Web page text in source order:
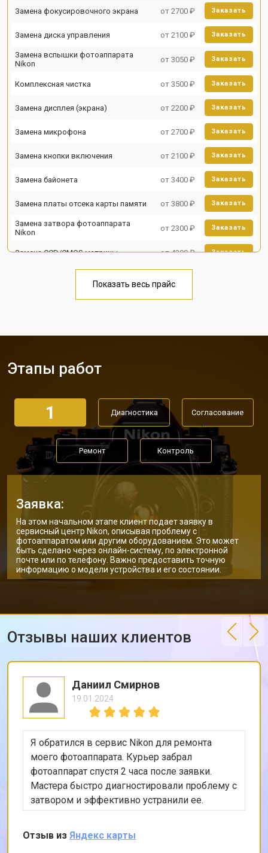
Замена фокусировочного экрана от 2700 ₽ Заказать
Замена диска управления от 2100 ₽ Заказать
Замена вспышки фотоаппарата
Nikon
от 3050 ₽ Заказать
Комплексная чистка от 3500 ₽ Заказать
Замена дисплея (экрана) от 2200 ₽ Заказать
Замена микрофона от 2700 ₽ Заказать
Замена кнопки включения от 2100 ₽ Заказать
Замена байонета от 3400 ₽ Заказать
Замена платы отсека карты памяти от 3800 ₽ Заказать
Замена затвора фотоаппарата
Nikon
от 2300 ₽ Заказать
Замена CCD/CMOS матрицы от 4300 ₽ Заказать
Чистка матрицы фотоаппарата
Показать весь прайс
Этапы работ
1 Диагностика Согласование
Ремонт Контроль
Заявка:
На этом начальном этапе клиент подает заявку в
сервисный центр Nikon, описывая проблему с
фотоаппаратом или другим оборудованием. Это может
быть сделано через онлайн-систему, по электронной
почте или по телефону. Важно предоставить точную
информацию о модели устройства и его состоянии.
Отзывы наших клиентов
Даниил Смирнов
19.01.2024
Я обратился в сервис Nikon для ремонта
моего фотоаппарата. Курьер забрал
фотоаппарат спустя 2 часа после заявки.
Мастера быстро диагностировали проблему с
затвором и эффективно устранили ее.
Остался доволен качеством обслуживания и
могу рекомендовать этот сервис всем, кто
ценит качество и надежность.
Отзыв из Яндекс карты